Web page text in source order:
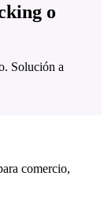
o
Solución a
comercio,